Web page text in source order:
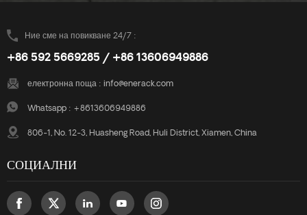
Ние сме на повикване 24/7 :
+86 592 5669285 / +86 13606949886
електронна поща : info@enerack.com
Whatsapp : +8613606949886
806-1, No. 12-3, Huasheng Road, Huli District, Xiamen, China
СОЦИАЛНИ